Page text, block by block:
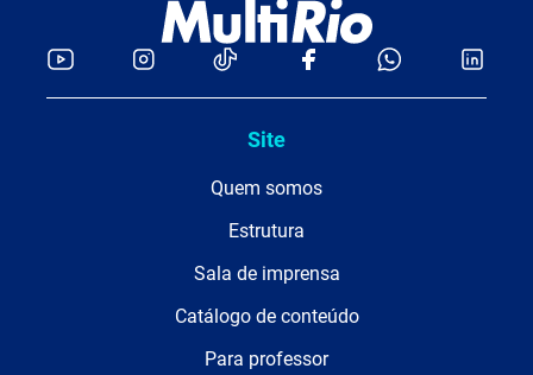
Site
Quem somos
Estrutura
Sala de imprensa
Catálogo de conteúdo
Para professor